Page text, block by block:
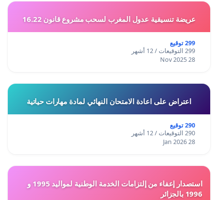
عريضة تنسيقية عدول المغرب لسحب مشروع قانون 16.22
299 توقيع
299 التوقيعات / 12 أشهر
28 Nov 2025
اعتراض على اعادة الامتحان النهائي لمادة مهارات حياتية
290 توقيع
290 التوقيعات / 12 أشهر
28 Jan 2026
استصدار إعفاء من إلتزامات الخدمة الوطنية لمواليد 1995 و
1996 بالجزائر